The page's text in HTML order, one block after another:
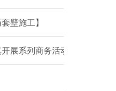
壁施工】
展系列商务活动】